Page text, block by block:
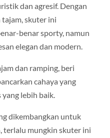
dan agresif. Dengan
skuter ini
benar sporty, namun
elegan dan modern.
dan ramping, beri
cahaya yang
lebih baik.
dikembangkan untuk
terlalu mungkin skuter ini